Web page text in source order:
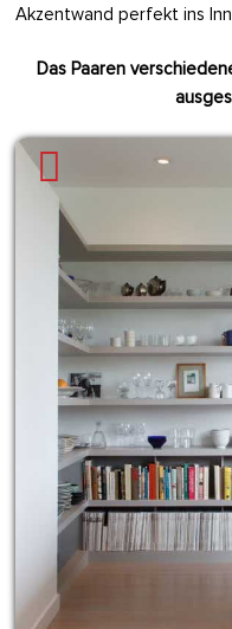
Akzentwand perfekt ins
Das Paaren